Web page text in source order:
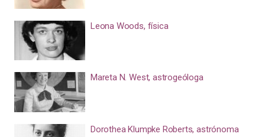
Leona Woods, física
Mareta N. West, astrogeóloga
Dorothea Klumpke Roberts, astrónoma